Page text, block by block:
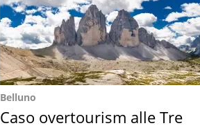
Belluno
Caso overtourism alle Tre